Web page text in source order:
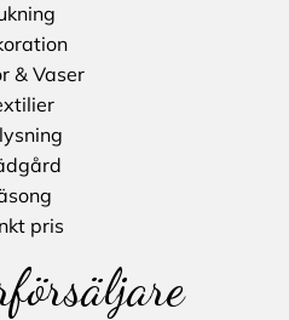
& Vaser
pris